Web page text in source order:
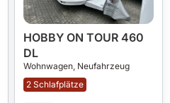
HOBBY ON TOUR 460
DL
Wohnwagen, Neufahrzeug
2 Schlafplätze